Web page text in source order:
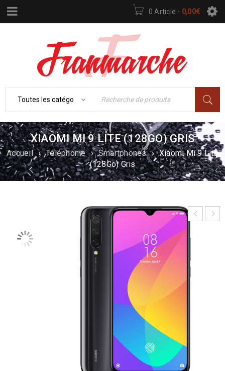
0 Article - 0,00€
XIAOMI MI 9 LITE (128GO) GRIS
Accueil › Téléphonie › Smartphones › Xiaomi Mi 9 Lite
(128Go) Gris